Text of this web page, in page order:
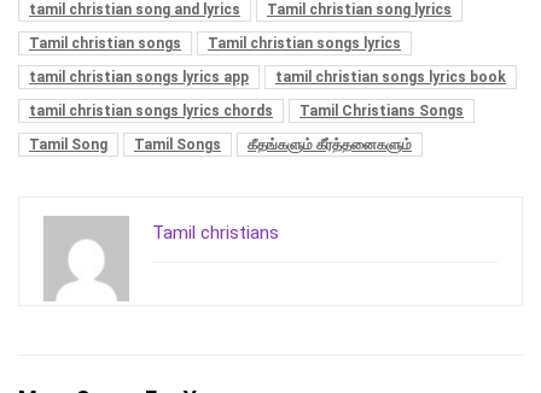
tamil christian song and lyrics
Tamil christian song lyrics
Tamil christian songs
Tamil christian songs lyrics
tamil christian songs lyrics app
tamil christian songs lyrics book
tamil christian songs lyrics chords
Tamil Christians Songs
Tamil Song
Tamil Songs கீதங்களும் கீர்த்தனைகளும்
Tamil christians